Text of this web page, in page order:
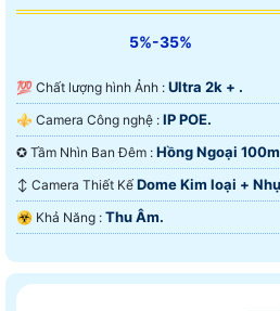
5%-35%
💯 Chất lượng hình Ảnh : Ultra 2k + .
⚜️ Camera Công nghệ : IP POE.
✪ Tầm Nhìn Ban Đêm : Hồng Ngoại
↕️ Camera Thiết Kế Dome Kim loại +
️☣️ Khả Năng : Thu Âm.